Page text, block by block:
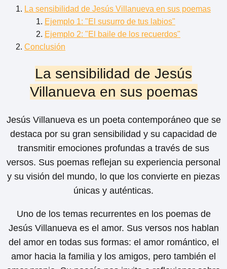
La sensibilidad de Jesús Villanueva en sus poemas
Ejemplo 1: "El susurro de tus labios"
Ejemplo 2: "El baile de los recuerdos"
Conclusión
La sensibilidad de Jesús
Villanueva en sus poemas
Jesús Villanueva es un poeta contemporáneo que se
destaca por su gran sensibilidad y su capacidad de
transmitir emociones profundas a través de sus
versos. Sus poemas reflejan su experiencia personal
y su visión del mundo, lo que los convierte en piezas
únicas y auténticas.
Uno de los temas recurrentes en los poemas de
Jesús Villanueva es el amor. Sus versos nos hablan
del amor en todas sus formas: el amor romántico, el
amor hacia la familia y los amigos, pero también el